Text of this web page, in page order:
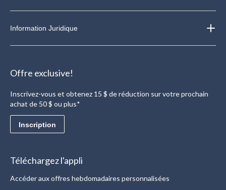
Information Juridique
Offre exclusive!
Inscrivez-vous et obtenez 15 $ de réduction sur votre prochain
achat de 50 $ ou plus*
Inscription
Téléchargez l'appli
Accéder aux offres hebdomadaires personnalisées